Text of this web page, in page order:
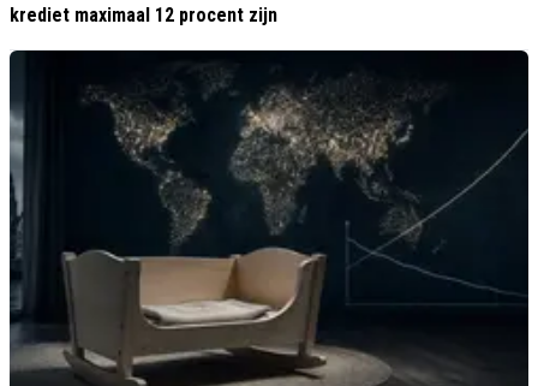
krediet maximaal 12 procent zijn